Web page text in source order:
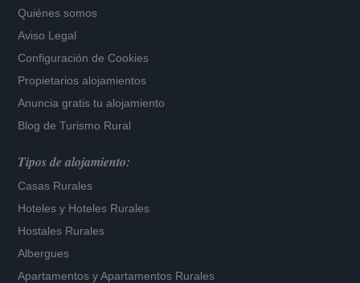
Quiénes somos
Aviso Legal
Configuración de Cookies
Propietarios alojamientos
Anuncia gratis tu alojamiento
Blog de Turismo Rural
Tipos de alojamiento:
Casas Rurales
Hoteles y Hoteles Rurales
Hostales Rurales
Albergues
Apartamentos yApartamentos Rurales